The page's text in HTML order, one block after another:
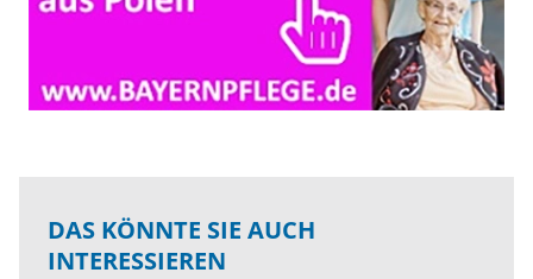
DAS KÖNNTE SIE AUCH
INTERESSIEREN